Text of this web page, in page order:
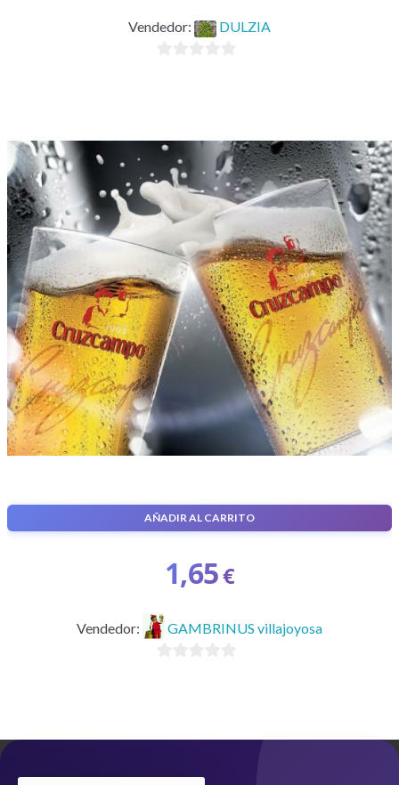
Vendedor: DULZIA
Caña de cerveza
1,65€
AÑADIR AL CARRITO
Vendedor: GAMBRINUS villajoyosa
5